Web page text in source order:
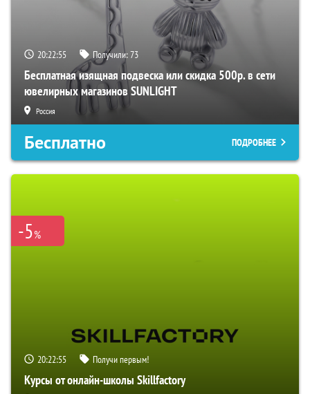
20:22:54 Получили:73
Бесплатная изящная подвеска или скидка 500р. в сети
ювелирных магазинов SUNLIGHT
Россия
Бесплатно ПОДРОБНЕЕ
-5%
20:22:54 Получи первым!
Курсы от онлайн-школы Skillfactory